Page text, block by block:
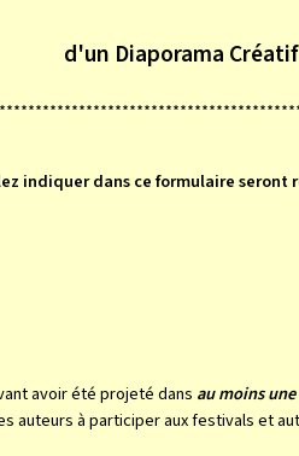
d'un Diaporama
indiquer dans ce formulaire seront
avoir été projeté dans au moins
auteurs à participer aux festivals et